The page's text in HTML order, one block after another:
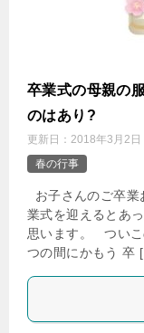
卒業式の母親の
のはあり?
更新日： 2018年3月2日
春の行事
お子さんのご卒
業式を迎えるとあ
思います。 ついこ
つの間にかもう 卒